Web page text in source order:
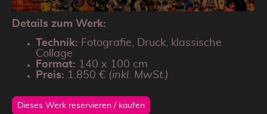
Dieses Werk reservieren / kaufen
Details zum Werk:
Technik: Fotografie, Druck, klassische
Collage
Format: 140 x 100 cm
Preis: 1.850 € (inkl. MwSt.)